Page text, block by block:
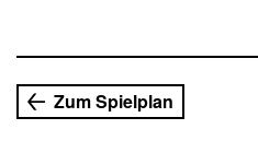
und Musik. Aktuelle
Planeten inbegriffen.
Zum Spielplan